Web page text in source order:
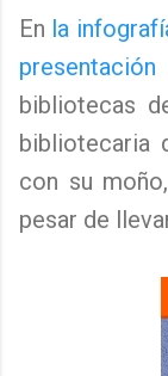
En la
presentación
bibliotecas
bibliotecaria
con su
pesar de